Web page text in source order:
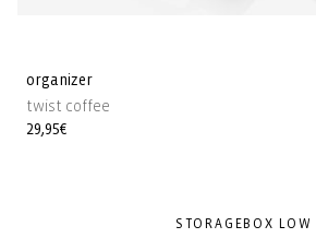
organizer
twist coffee
Precio
29,95€
STORAGEBOX LOW